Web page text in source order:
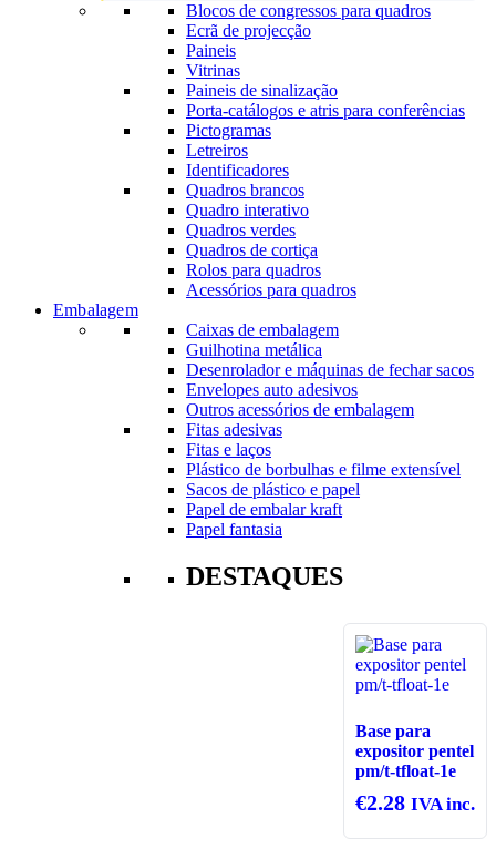
Blocos de congressos para quadros
Ecrã de projecção
Paineis
Vitrinas
Paineis de sinalização
Porta-catálogos e atris para conferências
Pictogramas
Letreiros
Identificadores
Quadros brancos
Quadro interativo
Quadros verdes
Quadros de cortiça
Rolos para quadros
Acessórios para quadros
Embalagem
Caixas de embalagem
Guilhotina metálica
Desenrolador e máquinas de fechar sacos
Envelopes auto adesivos
Outros acessórios de embalagem
Fitas adesivas
Fitas e laços
Plástico de borbulhas e filme extensível
Sacos de plástico e papel
Papel de embalar kraft
Papel fantasia
DESTAQUES
Base para
expositor pentel
pm/t-tfloat-1e
€2.28 IVA inc.